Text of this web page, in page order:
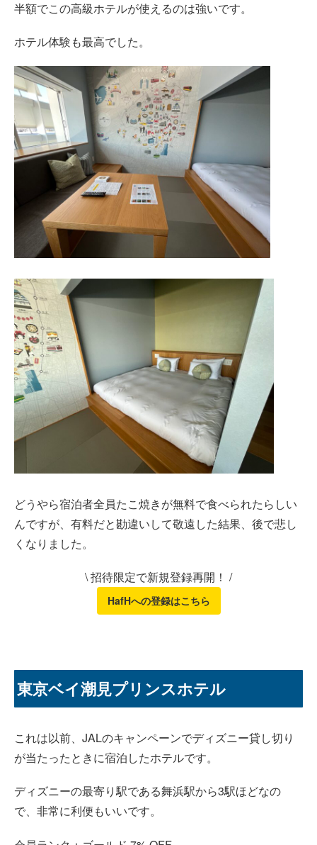
半額でこの高級ホテルが使えるのは強いです。
ホテル体験も最高でした。
どうやら宿泊者全員たこ焼きが無料で食べられたらしい
んですが、有料だと勘違いして敬遠した結果、後で悲し
くなりました。
\ 招待限定で新規登録再開！ /
HafHへの登録はこちら
東京ベイ潮見プリンスホテル
これは以前、JALのキャンペーンでディズニー貸し切り
が当たったときに宿泊したホテルです。
ディズニーの最寄り駅である舞浜駅から3駅ほどなの
で、非常に利便もいいです。